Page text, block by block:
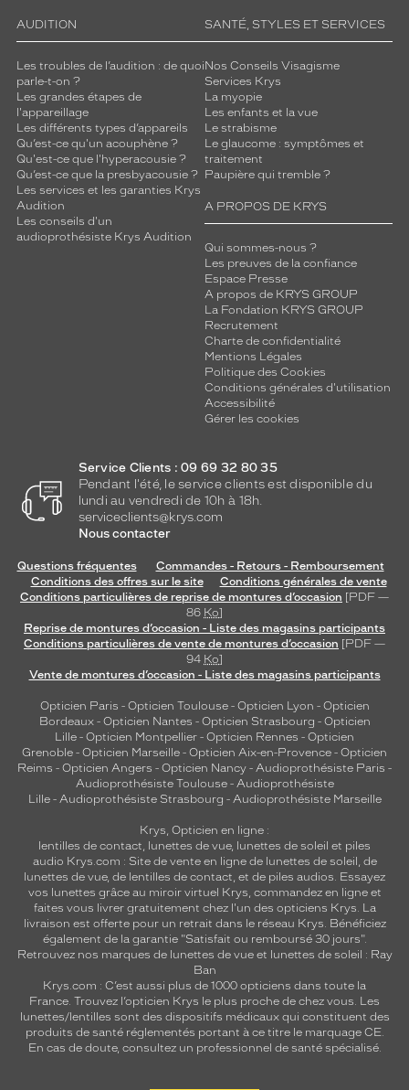
AUDITION
Les troubles de l’audition : de quoi
parle-t-on ?
Les grandes étapes de
l'appareillage
Les différents types d’appareils
Qu’est-ce qu'un acouphène ?
Qu'est-ce que l'hyperacousie ?
Qu’est-ce que la presbyacousie ?
Les services et les garanties Krys
Audition
Les conseils d'un
audioprothésiste Krys Audition
SANTÉ, STYLES ET SERVICES
Nos Conseils Visagisme
Services Krys
La myopie
Les enfants et la vue
Le strabisme
Le glaucome : symptômes et
traitement
Paupière qui tremble ?
A PROPOS DE KRYS
Qui sommes-nous ?
Les preuves de la confiance
Espace Presse
A propos de KRYS GROUP
La Fondation KRYS GROUP
Recrutement
Charte de confidentialité
Mentions Légales
Politique des Cookies
Conditions générales d'utilisation
Accessibilité
Gérer les cookies
Service Clients : 09 69 32 80 35
Pendant l'été, le service clients est disponible du
lundi au vendredi de 10h à 18h.
serviceclients@krys.com
Nous contacter
Questions fréquentes
Commandes - Retours - Remboursement
Conditions des offres sur le site
Conditions générales de vente
Conditions particulières de reprise de montures d’occasion [PDF —
86 Ko]
Reprise de montures d’occasion - Liste des magasins participants
Conditions particulières de vente de montures d’occasion [PDF —
94 Ko]
Vente de montures d’occasion - Liste des magasins participants
Opticien Paris - Opticien Toulouse- Opticien Lyon - Opticien
Bordeaux- Opticien Nantes - Opticien Strasbourg - Opticien
Lille - Opticien Montpellier - Opticien Rennes - Opticien
Grenoble - Opticien Marseille - Opticien Aix-en-Provence - Opticien
Reims - Opticien Angers - Opticien Nancy - Audioprothésiste Paris -
Audioprothésiste Toulouse- Audioprothésiste
Lille- Audioprothésiste Strasbourg - Audioprothésiste Marseille
Krys, Opticien en ligne :
lentilles de contact, lunettes de vue, lunettes de soleil et piles
audio Krys.com : Site de vente en ligne de lunettes de soleil, de
lunettes de vue, de lentilles de contact, et de piles audios. Essayez
vos lunettes grâce au miroir virtuel Krys, commandez en ligne et
faites vous livrer gratuitement chez l'un des opticiens Krys. La
livraison est offerte pour un retrait dans le réseau Krys. Bénéficiez
également de la garantie "Satisfait ou remboursé 30 jours".
Retrouvez nos marques de lunettes de vue et lunettes de soleil : Ray
Ban
Krys.com : C’est aussi plus de 1000 opticiens dans toute la
France. Trouvez l’opticien Krys le plus proche de chez vous. Les
lunettes/lentilles sont des dispositifs médicaux qui constituent des
produits de santé réglementés portant à ce titre le marquage CE.
En cas de doute, consultez un professionnel de santé spécialisé.